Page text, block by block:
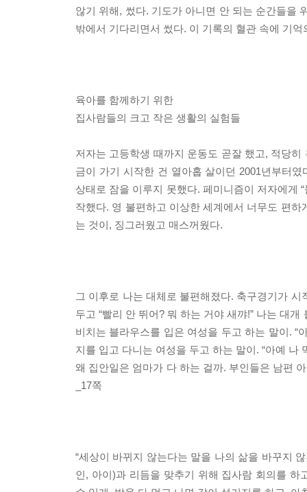
않기 위해, 썼다. 기도가 아니면 안 되는 순간들을
밖에서 기다리면서 썼다. 이 기록의 혈관 속에 기
육아를 함께하기 위한
집사람들의 크고 작은 생활의 실험들
저자는 고등학생 때까지 운동도 곧잘 했고, 적당
금이 가기 시작한 건 열아홉 살이던 2001년부터
상태로 잠을 이루지 못했다. 페미니즘이 저자에게
작했다. 영 불편하고 이상한 세계에서 너무도 편
는 것이, 징그러웠고 매스꺼웠다.
그 이후로 나는 대체로 불편해졌다. 축구경기가
두고 “빨리 안 뛰어? 뭐 하는 거야 새꺄!” 나는 대
비치는 블라우스를 입은 여성을 두고 하는 말이. “
지를 입고 다니는 여성을 두고 하는 말이. “아예 나
왜 집안일은 엄마가 다 하는 걸까. 부인들은 남편
_17쪽
“세상이 바뀌지 않는다는 말을 나의 삶을 바꾸지
인, 아이)과 리듬을 맞추기 위해 집사람 회의를